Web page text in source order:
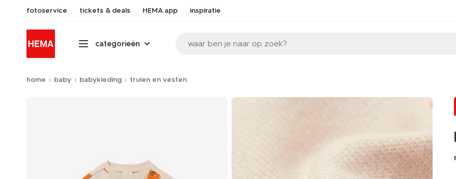
fotoservice tickets & deals HEMA app inspiratie
categorieën waar ben je naar op zoek?
home baby babykleding truien en vesten